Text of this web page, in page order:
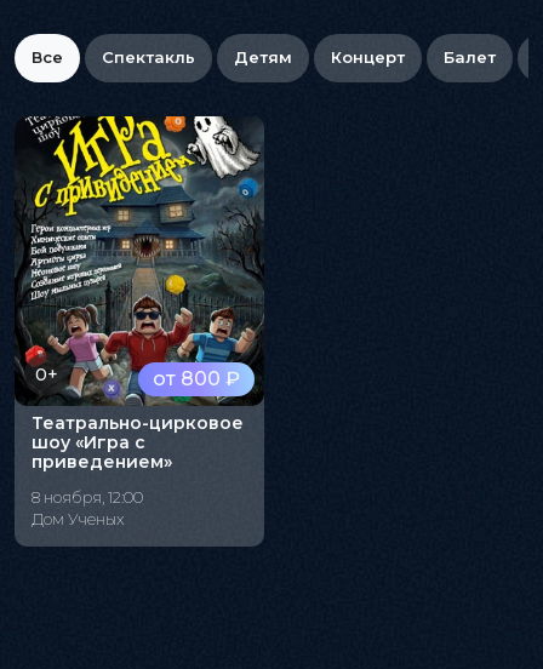
Все Спектакль Детям Концерт Балет
от 800 ₽
0+
Театрально-цирковое
шоу «Игра с
приведением»
8 ноября, 12:00
Дом Ученых